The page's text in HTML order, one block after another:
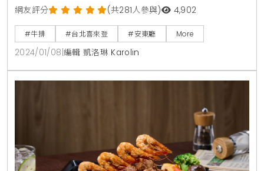
月起共同以「冬．山海」為主題規劃全新菜色，除經典
的日本A5和牛菲力、澳洲M9老饕牛排、以及香氣豐厚
的乾式熟成牛排外，本季運用在地特色食材將入冬肥美
的北海道干貝、野生海虎蝦、日本海膽等海味，結合台
的精緻法式料理巧思，呈現12道風味鮮爽層疊的冬季新
網友評分 (共281人參與) 4,902
#牛排 #台北喜來登 #安東廳 More
2024/01/08 編輯 凱洛琳 Karolin